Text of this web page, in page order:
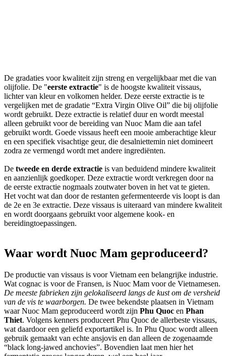
De gradaties voor kwaliteit zijn streng en vergelijkbaar met die van
olijfolie. De "eerste extractie" is de hoogste kwaliteit vissaus,
lichter van kleur en volkomen helder. Deze eerste extractie is te
vergelijken met de gradatie “Extra Virgin Olive Oil” die bij olijfolie
wordt gebruikt. Deze extractie is relatief duur en wordt meestal
alleen gebruikt voor de bereiding van Nuoc Mam die aan tafel
gebruikt wordt. Goede vissaus heeft een mooie amberachtige kleur
en een specifiek visachtige geur, die desalniettemin niet domineert
zodra ze vermengd wordt met andere ingrediënten.
De tweede en derde extractie is van beduidend mindere kwaliteit
en aanzienlijk goedkoper. Deze extractie wordt verkregen door na
de eerste extractie nogmaals zoutwater boven in het vat te gieten.
Het vocht wat dan door de restanten gefermenteerde vis loopt is dan
de 2e en 3e extractie. Deze vissaus is uiteraard van mindere kwaliteit
en wordt doorgaans gebruikt voor algemene kook- en
bereidingtoepassingen.
Waar wordt Nuoc Mam geproduceerd?
De productie van vissaus is voor Vietnam een belangrijke industrie.
Wat cognac is voor de Fransen, is Nuoc Mam voor de Vietnamesen.
De meeste fabrieken zijn gelokaliseerd langs de kust om de versheid
van de vis te waarborgen. De twee bekendste plaatsen in Vietnam
waar Nuoc Mam geproduceerd wordt zijn Phu Quoc en Phan
Thiet. Volgens kenners produceert Phu Quoc de allerbeste vissaus,
wat daardoor een geliefd exportartikel is. In Phu Quoc wordt alleen
gebruik gemaakt van echte ansjovis en dan alleen de zogenaamde
“black long-jawed anchovies”. Bovendien laat men hier het